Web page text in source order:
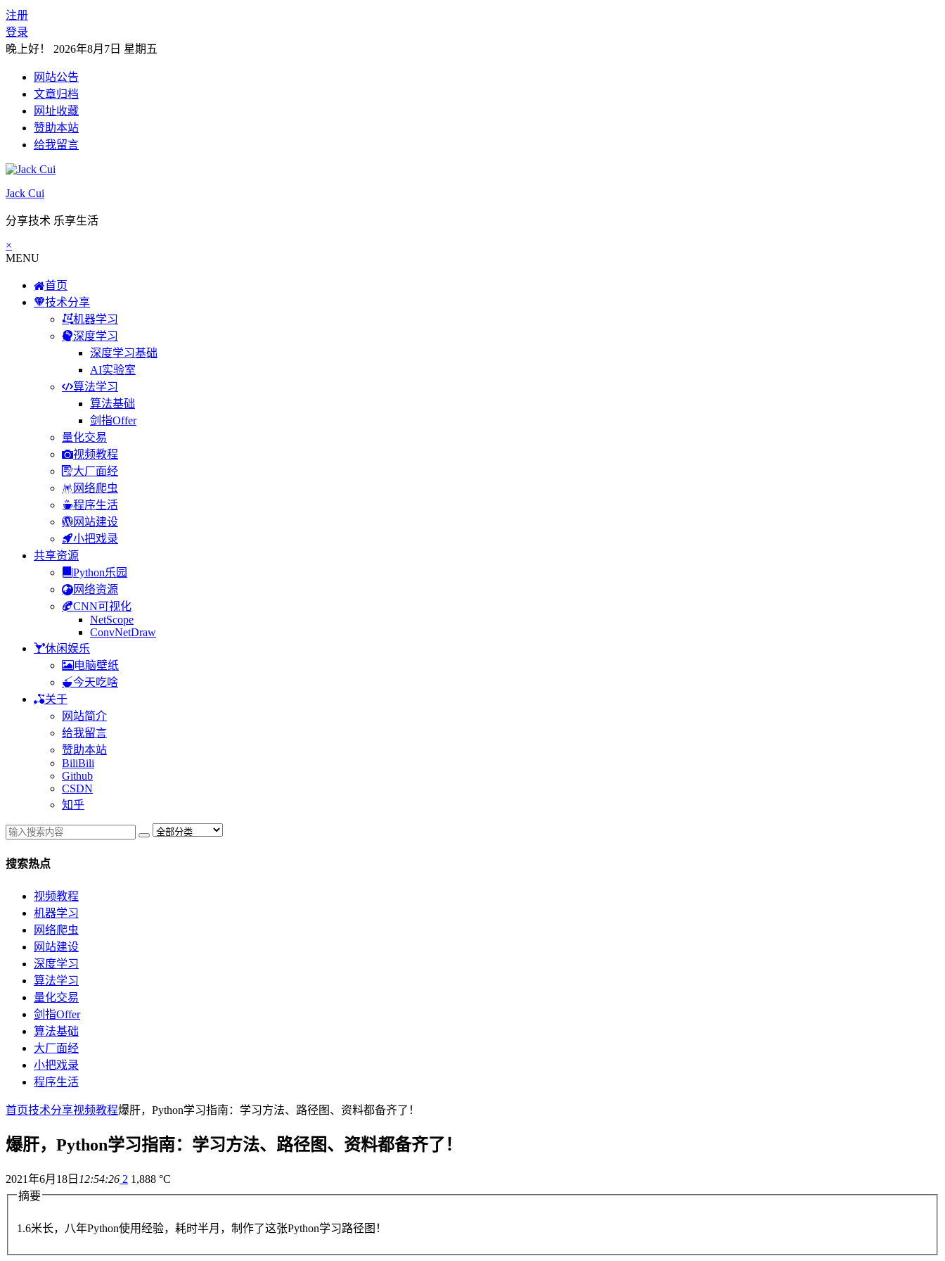
注册
登录
晚上好！ 2026年8月7日 星期五
网站公告
文章归档
网址收藏
赞助本站
给我留言
Jack Cui
分享技术 乐享生活
×
MENU
首页
技术分享
机器学习
深度学习
深度学习基础
AI实验室
算法学习
算法基础
剑指Offer
量化交易
视频教程
大厂面经
网络爬虫
程序生活
网站建设
小把戏录
共享资源
Python乐园
网络资源
CNN可视化
NetScope
ConvNetDraw
休闲娱乐
电脑壁纸
今天吃啥
关于
网站简介
给我留言
赞助本站
BiliBili
Github
CSDN
知乎
搜索热点
视频教程
机器学习
网络爬虫
网站建设
深度学习
算法学习
量化交易
剑指Offer
算法基础
大厂面经
小把戏录
程序生活
首页技术分享视频教程爆肝，Python学习指南：学习方法、路径图、资料都备齐了！
爆肝，Python学习指南：学习方法、路径图、资料都备齐了！
2021年6月18日 12:54:26 2 1,888 °C
摘要
1.6米长，八年Python使用经验，耗时半月，制作了这张Python学习路径图！